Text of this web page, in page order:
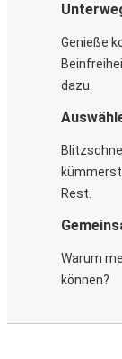
Genieße
dazu.
kümmerst
Rest.
Warum
können?